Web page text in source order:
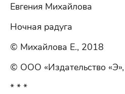
Евгения Михайлова
Ночная радуга
© Михайлова Е., 2018
© ООО «Издательство
* * *